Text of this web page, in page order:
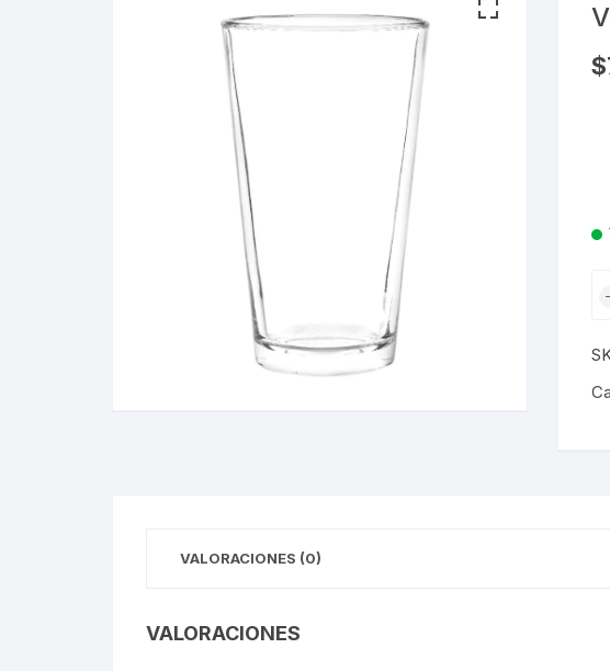
$
Al
VALORACIONES (0)
VALORACIONES